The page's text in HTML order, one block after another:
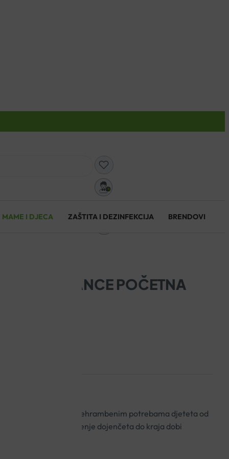
MAME I DJECA ZAŠTITA I DEZINFEKCIJA BRENDOVI
ADVANCE POČETNA
prilagođena prehrambenim potrebama djeteta od
Prikladno za hranjenje dojenčeta do kraja dobi